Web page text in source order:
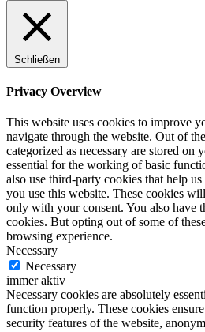
Schließen
Privacy Overview
This website uses cookies to improve
navigate through the website. Out of
categorized as necessary are stored on
essential for the working of basic
also use third-party cookies that help
you use this website. These cookies
only with your consent. You also have
cookies. But opting out of some of
browsing experience.
Necessary
Necessary
immer aktiv
Necessary cookies are absolutely
function properly. These cookies
security features of the website,